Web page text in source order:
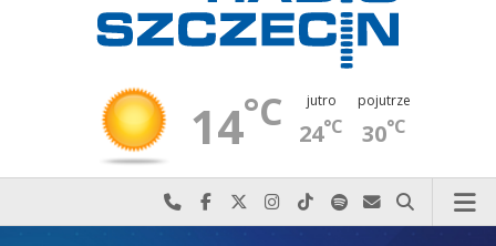
14°C jutro
24°C
pojutrze
30°C
Najlepiej po prostu do nas zadzwoń
Odwiedź nas na Facebook-u
Odwiedź nas na X
Odwiedź nas na Instagram-ie
Odwiedź nas na TikTok-u
Szukaj nas na Spotify
Wyślij do nas
Szukaj